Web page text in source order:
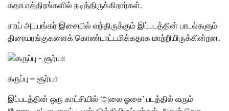
கதாபாத்திரங்களில் நடித்திருக்கிறார்கள்.
சாய் அபயங்கர் இசையில் வந்திருக்கும் இப்படத்தின் பாடல்களும்
திரையரங்குகளைக் கொண்டாட்டமிக்கதாக மாற்றியிருக்கின்றன.
கருப்பு – சூர்யா
இப்படத்தின் ஒரு காட்சியில் ‘அலை ஓசை’ படத்தில் வரும்